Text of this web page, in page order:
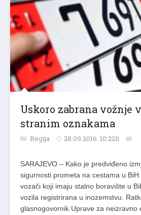
Uskoro zabrana vožnje
stranim oznakama
Regija 28.09.2016. 10:22h
SARAJEVO – Kako je predviđeno
sigurnosti prometa na cestama u BiH
vozači koji imaju stalno boravište u
vozila registrirana u inozemstvu.
glasnogovornik Uprave za neizravno